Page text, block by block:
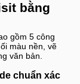
bằng
gồm 5 công
màu nền, vẽ
văn bản.
chuẩn xác